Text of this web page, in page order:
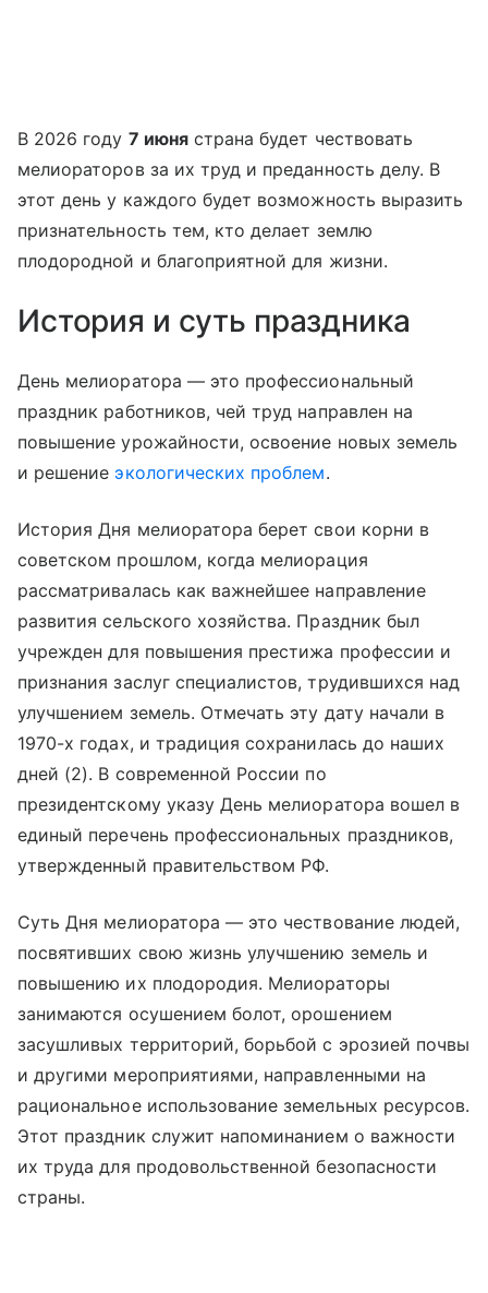
В 2026 году 7 июнястрана будет чествовать
мелиораторов за их труд и преданность делу. В
этот день у каждого будет возможность выразить
признательность тем, кто делает землю
плодородной и благоприятной для жизни.
История и суть праздника
День мелиоратора — это профессиональный
праздник работников, чей труд направлен на
повышение урожайности, освоение новых земель
и решение экологических проблем.
История Дня мелиоратора берет свои корни в
советском прошлом, когда мелиорация
рассматривалась как важнейшее направление
развития сельского хозяйства. Праздник был
учрежден для повышения престижа профессии и
признания заслуг специалистов, трудившихся над
улучшением земель. Отмечать эту дату начали в
1970-х годах, и традиция сохранилась до наших
дней (2). В современной России по
президентскому указу День мелиоратора вошел в
единый перечень профессиональных праздников,
утвержденный правительством РФ.
Суть Дня мелиоратора — это чествование людей,
посвятивших свою жизнь улучшению земель и
повышению их плодородия. Мелиораторы
занимаются осушением болот, орошением
засушливых территорий, борьбой с эрозией почвы
и другими мероприятиями, направленными на
рациональное использование земельных ресурсов.
Этот праздник служит напоминанием о важности
их труда для продовольственной безопасности
страны.